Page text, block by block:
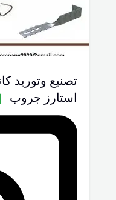
تصنيع وتوريد
استارز جروب